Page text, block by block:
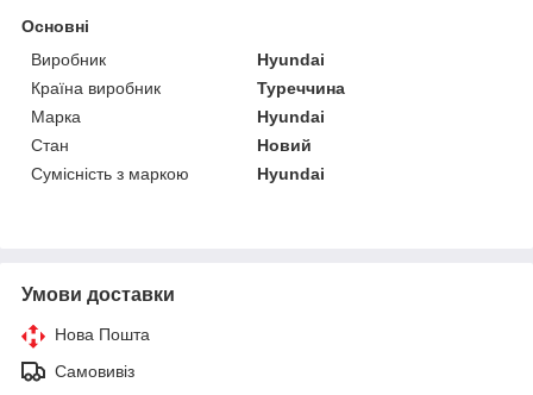
Основні
Виробник
Hyundai
Країна виробник
Туреччина
Марка
Hyundai
Стан
Новий
Сумісність з маркою
Hyundai
Умови доставки
Нова Пошта
Самовивіз